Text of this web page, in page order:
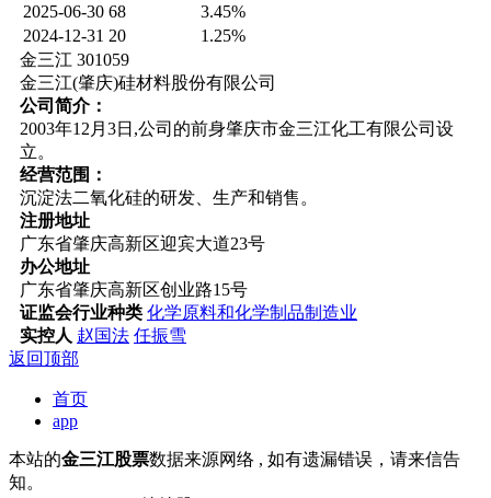
2025-06-30 68
3.45%
2024-12-31 20
1.25%
金三江 301059
金三江(肇庆)硅材料股份有限公司
公司简介：
2003年12月3日,公司的前身肇庆市金三江化工有限公司设
立。
经营范围：
沉淀法二氧化硅的研发、生产和销售。
注册地址
广东省肇庆高新区迎宾大道23号
办公地址
广东省肇庆高新区创业路15号
证监会行业种类 化学原料和化学制品制造业
实控人 赵国法 任振雪
返回顶部
首页
app
本站的金三江股票数据来源网络 , 如有遗漏错误，请来信告
知。